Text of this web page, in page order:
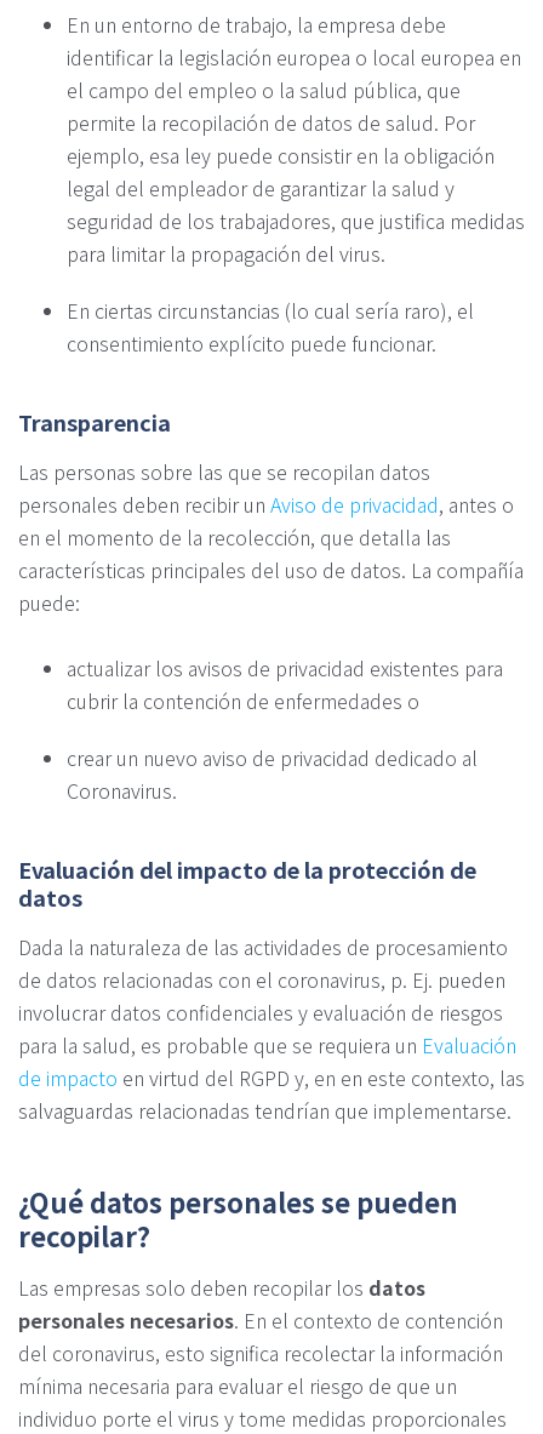
En un entorno de trabajo, la empresa debe
identificar la legislación europea o local europea en
el campo del empleo o la salud pública, que
permite la recopilación de datos de salud. Por
ejemplo, esa ley puede consistir en la obligación
legal del empleador de garantizar la salud y
seguridad de los trabajadores, que justifica medidas
para limitar la propagación del virus.
En ciertas circunstancias (lo cual sería raro), el
consentimiento explícito puede funcionar.
Transparencia
Las personas sobre las que se recopilan datos
personales deben recibir un Aviso de privacidad, antes o
en el momento de la recolección, que detalla las
características principales del uso de datos. La compañía
puede:
actualizar los avisos de privacidad existentes para
cubrir la contención de enfermedades o
crear un nuevo aviso de privacidad dedicado al
Coronavirus.
Evaluación del impacto de la protección de
datos
Dada la naturaleza de las actividades de procesamiento
de datos relacionadas con el coronavirus, p. Ej. pueden
involucrar datos confidenciales y evaluación de riesgos
para la salud, es probable que se requiera un Evaluación
de impacto en virtud del RGPD y, en en este contexto, las
salvaguardas relacionadas tendrían que implementarse.
¿Qué datos personales se pueden
recopilar?
Las empresas solo deben recopilar los datos
personales necesarios. En el contexto de contención
del coronavirus, esto significa recolectar la información
mínima necesaria para evaluar el riesgo de que un
individuo porte el virus y tome medidas proporcionales